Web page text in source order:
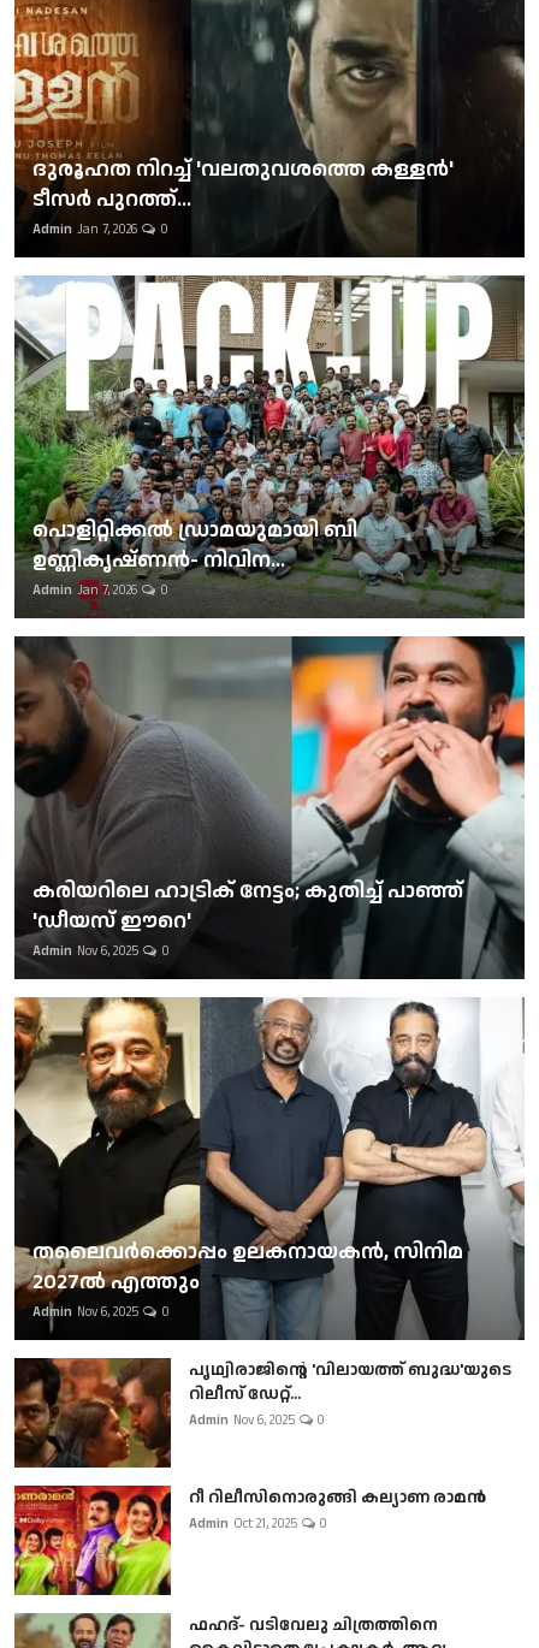
ദുരൂഹത നിറച്ച് 'വലതുവശത്തെ കള്ളന്‍'
ടീസര്‍ പുറത്ത്...
Admin Jan 7, 2026 0
പൊളിറ്റിക്കല്‍ ഡ്രാമയുമായി ബി
ഉണ്ണികൃഷ്ണന്‍- നിവിന...
Admin Jan 7, 2026 0
കരിയറിലെ ഹാട്രിക് നേട്ടം; കുതിച്ച് പാഞ്ഞ്
'ഡീയസ് ഈറെ'
Admin Nov 6, 2025 0
തലൈവര്‍ക്കൊപ്പം ഉലകനായകന്‍, സിനിമ
2027ല്‍ എത്തും
Admin Nov 6, 2025 0
പൃഥ്വിരാജിന്റെ 'വിലായത്ത് ബുദ്ധ'യുടെ
റിലീസ് ഡേറ്റ്...
Admin Nov 6, 2025 0
റീ റിലീസിനൊരുങ്ങി കല്യാണ രാമൻ
Admin Oct 21, 2025 0
ഫഹദ്- വടിവേലു ചിത്രത്തിനെ